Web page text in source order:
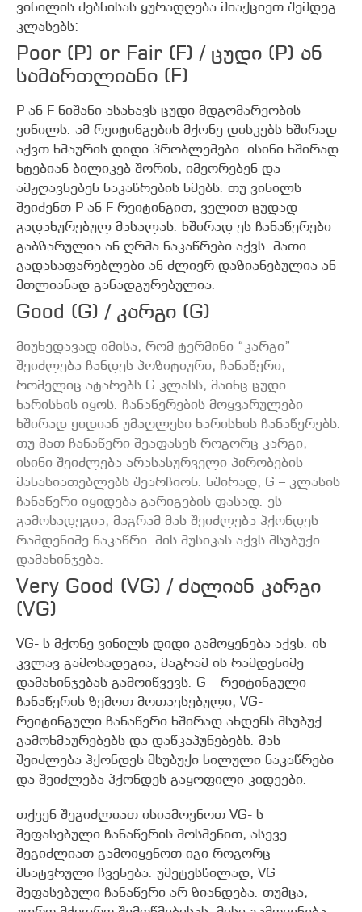
ვინილის ძებნისას ყურადღება მიაქციეთ შემდეგ
კლასებს:
Poor (P) or Fair (F) / ცუდი (P) ან
სამართლიანი (F)
P ან F ნიშანი ასახავს ცუდი მდგომარეობის
ვინილს. ამ რეიტინგების მქონე დისკებს ხშირად
აქვთ ხმაურის დიდი პრობლემები. ისინი ხშირად
ხტებიან ბილიკებ შორის, იმეორებენ და
ამჟღავნებენ ნაკაწრების ხმებს. თუ ვინილს
შეიძენთ P ან F რეიტინგით, ველით ცუდად
გადახურებულ მასალას. ხშირად ეს ჩანაწერები
გაბზარულია ან ღრმა ნაკაწრები აქვს. მათი
გადასაფარებლები ან ძლიერ დაზიანებულია ან
მთლიანად განადგურებულია.
Good (G) / კარგი (G)
მიუხედავად იმისა, რომ ტერმინი “კარგი”
შეიძლება ჩანდეს პოზიტიური, ჩანაწერი,
რომელიც ატარებს G კლასს, მაინც ცუდი
ხარისხის იყოს. ჩანაწერების მოყვარულები
ხშირად ყიდიან უმაღლესი ხარისხის ჩანაწერებს.
თუ მათ ჩანაწერი შეაფასეს როგორც კარგი,
ისინი შეიძლება არასასურველი პირობების
მახასიათებლებს შეარჩიონ. ხშირად, G – კლასის
ჩანაწერი იყიდება გარიგების ფასად. ეს
გამოსადეგია, მაგრამ მას შეიძლება ჰქონდეს
რამდენიმე ნაკაწრი. მის მუსიკას აქვს მსუბუქი
დამახინჯება.
Very Good (VG) / ძალიან კარგი
(VG)
VG- ს მქონე ვინილს დიდი გამოყენება აქვს. ის
კვლავ გამოსადეგია, მაგრამ ის რამდენიმე
დამახინჯებას გამოიწვევს. G – რეიტინგული
ჩანაწერის ზემოთ მოთავსებული, VG-
რეიტინგული ჩანაწერი ხშირად ახდენს მსუბუქ
გამოხმაურებებს და დაწკაპუნებებს. მას
შეიძლება ჰქონდეს მსუბუქი ხილული ნაკაწრები
და შეიძლება ჰქონდეს გაყოფილი კიდეები.
თქვენ შეგიძლიათ ისიამოვნოთ VG- ს
შეფასებული ჩანაწერის მოსმენით, ასევე
შეგიძლიათ გამოიყენოთ იგი როგორც
მხატვრული ჩვენება. უმეტესწილად, VG
შეფასებული ჩანაწერი არ ზიანდება. თუმცა,